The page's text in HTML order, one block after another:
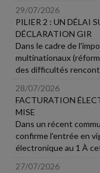
29/07/2026
PILIER 2 : UN DÉLAI
DÉCLARATION GIR
Dans le cadre de
multinationaux
des difficultés
28/07/2026
FACTURATION
MISE
Dans un récent
confirme l'entrée en
électronique au 1 À
27/07/2026